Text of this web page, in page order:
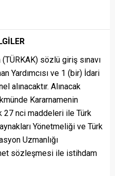
sözlü giriş sınavı
Yardımcısı ve 1 (bir) İdari
alınacaktır. Alınacak
Kararnamenin
27 nci maddeleri ile Türk
Yönetmeliği ve Türk
Uzmanlığı
sözleşmesi ile istihdam